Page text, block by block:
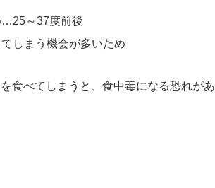
…25～37度前後
しまう機会が多いため
食べてしまうと、食中毒になる恐れがあ